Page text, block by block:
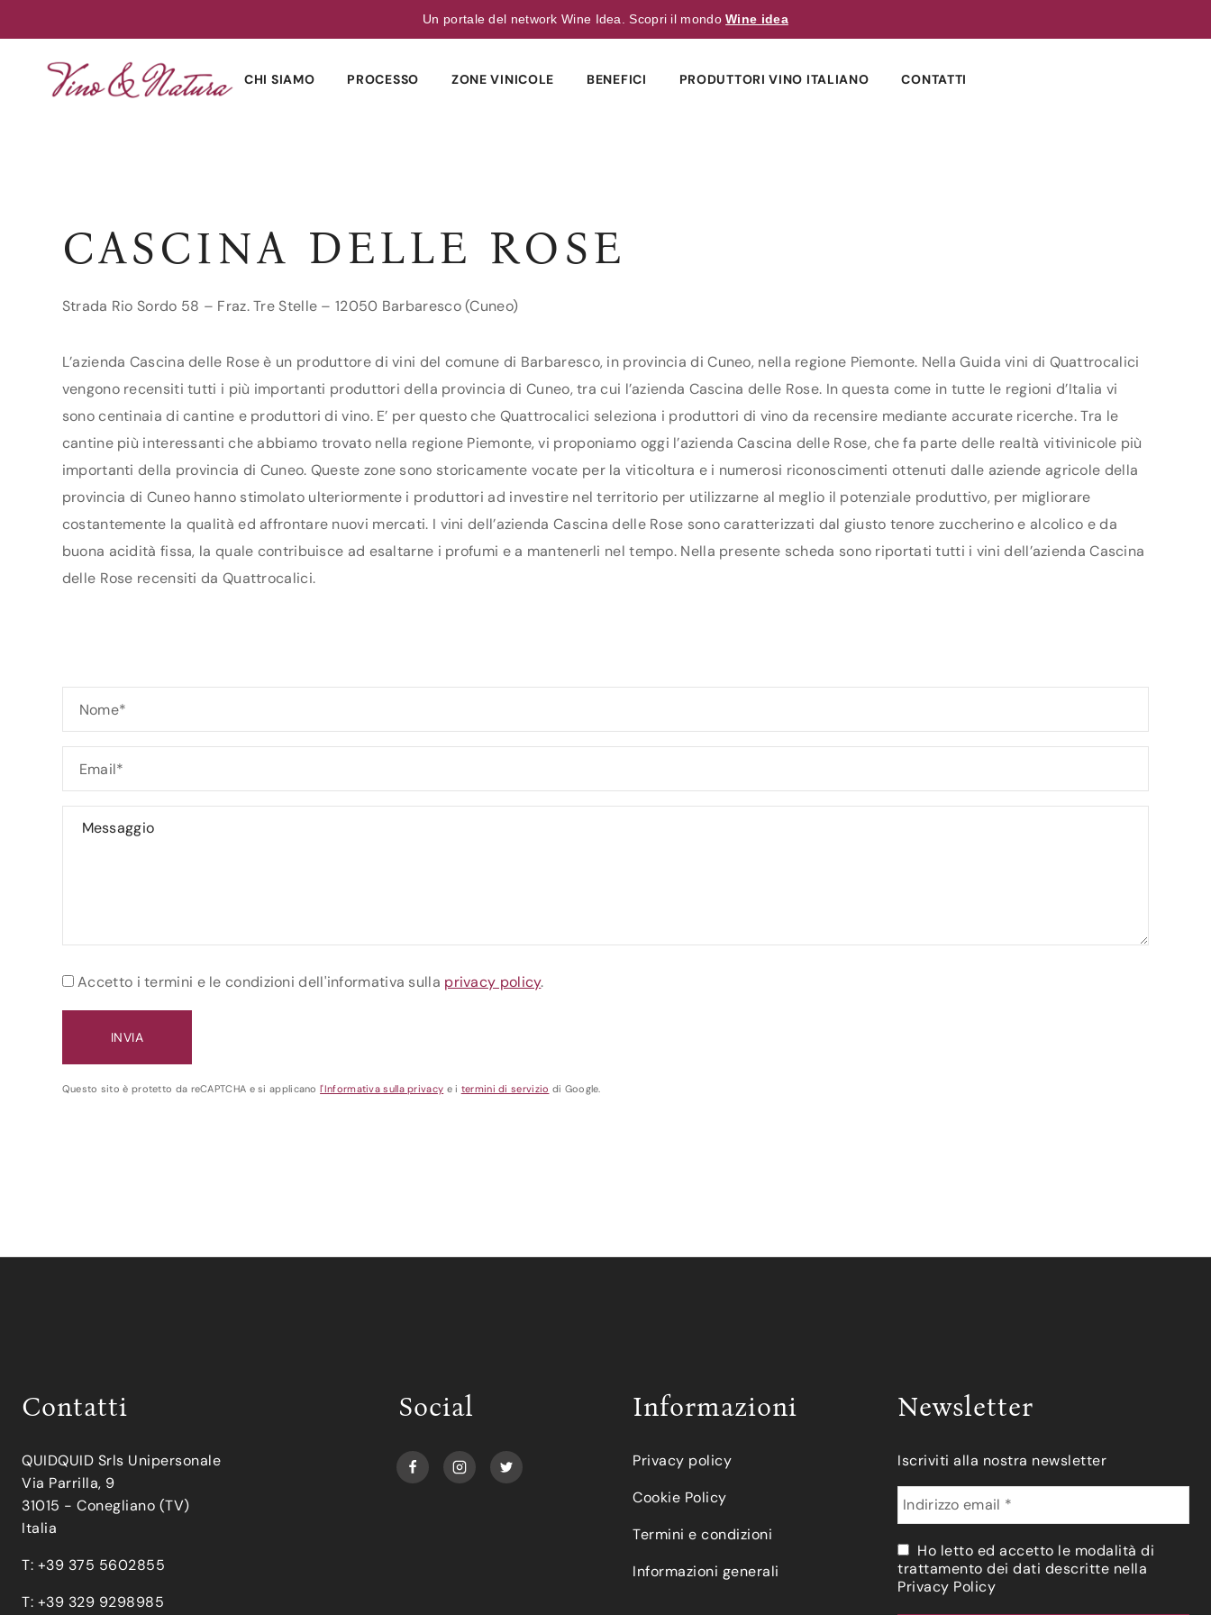
Un portale del network Wine Idea. Scopri il mondoWine idea
CHI SIAMO PROCESSO ZONE VINICOLE BENEFICI PRODUTTORI VINO ITALIANO CONTATTI
CASCINA DELLE ROSE
Strada Rio Sordo 58 – Fraz. Tre Stelle – 12050 Barbaresco (Cuneo)
L’azienda Cascina delle Rose è un produttore di vini del comune di Barbaresco, in provincia di Cuneo, nella regione Piemonte. Nella Guida vini di Quattrocalici
vengono recensiti tutti i più importanti produttori della provincia di Cuneo, tra cui l’azienda Cascina delle Rose. In questa come in tutte le regioni d’Italia vi
sono centinaia di cantine e produttori di vino. E’ per questo che Quattrocalici seleziona i produttori di vino da recensire mediante accurate ricerche. Tra le
cantine più interessanti che abbiamo trovato nella regione Piemonte, vi proponiamo oggi l’azienda Cascina delle Rose, che fa parte delle realtà vitivinicole più
importanti della provincia di Cuneo. Queste zone sono storicamente vocate per la viticoltura e i numerosi riconoscimenti ottenuti dalle aziende agricole della
provincia di Cuneo hanno stimolato ulteriormente i produttori ad investire nel territorio per utilizzarne al meglio il potenziale produttivo, per migliorare
costantemente la qualità ed affrontare nuovi mercati. I vini dell’azienda Cascina delle Rose sono caratterizzati dal giusto tenore zuccherino e alcolico e da
buona acidità fissa, la quale contribuisce ad esaltarne i profumi e a mantenerli nel tempo. Nella presente scheda sono riportati tutti i vini dell’azienda Cascina
delle Rose recensiti da Quattrocalici.
Accetto i termini e le condizioni dell'informativa sulla privacy policy.
Questo sito è protetto da reCAPTCHA e si applicanol'Informativa sulla privacy e i termini di servizio di Google.
Contatti
QUIDQUID Srls Unipersonale
Via Parrilla, 9
31015 - Conegliano (TV)
Italia
T: +39 375 5602855
T: +39 329 9298985
Social Informazioni
Privacy policy
Cookie Policy
Termini e condizioni
Informazioni generali
Newsletter
Iscriviti alla nostra newsletter
Ho letto ed accetto le modalità di
trattamento dei dati descritte nella
Privacy Policy